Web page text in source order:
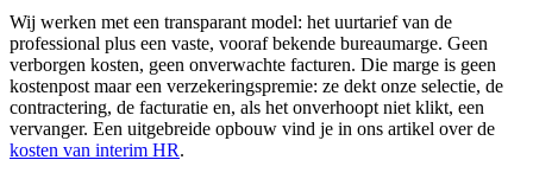
Wij werken met een transparant model: het uurtarief van de
professional plus een vaste, vooraf bekende bureaumarge. Geen
verborgen kosten, geen onverwachte facturen. Die marge is geen
kostenpost maar een verzekeringspremie: ze dekt onze selectie, de
contractering, de facturatie en, als het onverhoopt niet klikt, een
vervanger. Een uitgebreide opbouw vind je in ons artikel over de
kosten van interim HR.